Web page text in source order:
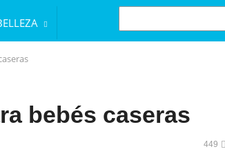
BUSCAR
bebés caseras
449